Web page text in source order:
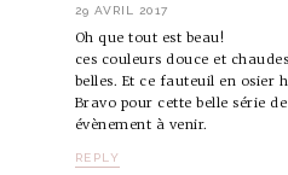
29 AVRIL 2017
Oh que tout est beau!
ces couleurs douce et
belles. Et ce fauteuil en osier
Bravo pour cette belle série
évènement à venir.
REPLY